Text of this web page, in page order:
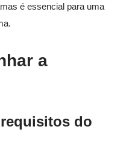
é essencial para uma
a
do